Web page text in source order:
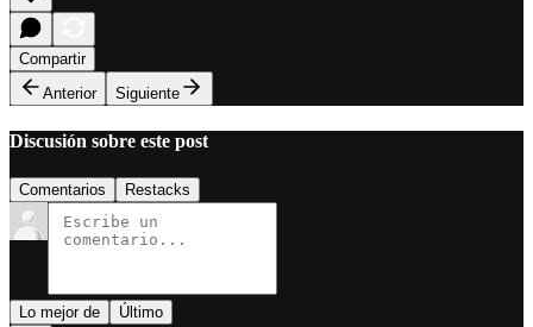
Compartir
Anterior
Siguiente
Discusión sobre este post
Comentarios Restacks
Lo mejor de Último